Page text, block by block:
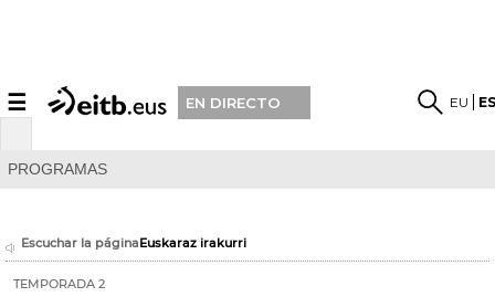
☰ EN DIRECTO EU
PROGRAMAS
Escuchar la páginaEuskaraz irakurri
TEMPORADA 2